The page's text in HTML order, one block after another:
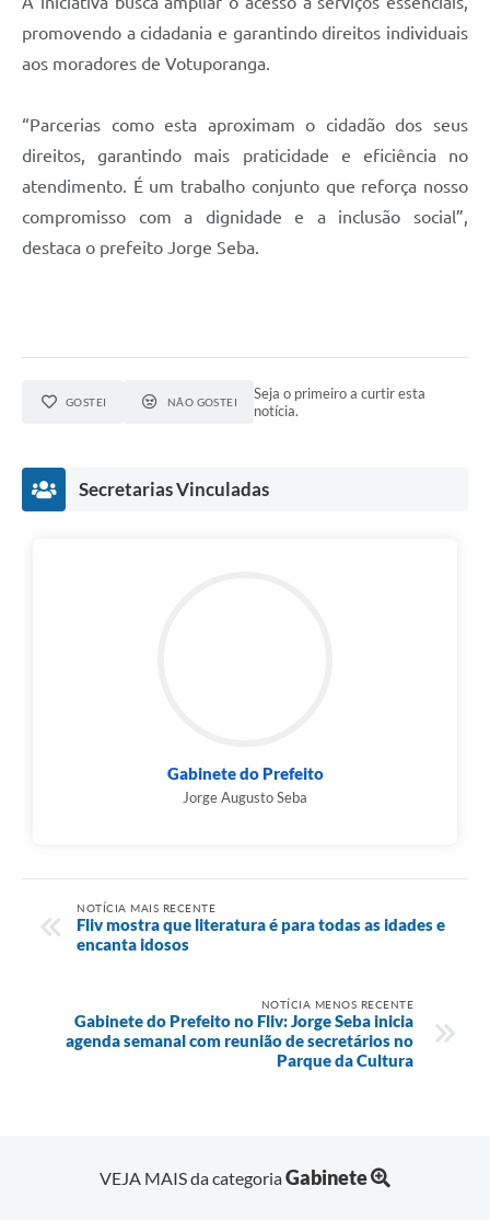
promovendo a cidadania e garantindo direitos individuais
aos moradores de Votuporanga.
“Parcerias como esta aproximam o cidadão dos seus
direitos, garantindo mais praticidade e eficiência no
atendimento. É um trabalho conjunto que reforça nosso
compromisso com a dignidade e a inclusão social”,
destaca o prefeito Jorge Seba.
GOSTEI NÃO GOSTEI
Seja o primeiro a curtir esta
notícia.
Secretarias Vinculadas
Gabinete do Prefeito
Jorge Augusto Seba
NOTÍCIA MAIS RECENTE
Fliv mostra que literatura é para todas as idades e
encanta idosos
NOTÍCIA MENOS RECENTE
Gabinete do Prefeito no Fliv: Jorge Seba inicia
agenda semanal com reunião de secretários no
Parque da Cultura
VEJA MAIS da categoriaGabinete